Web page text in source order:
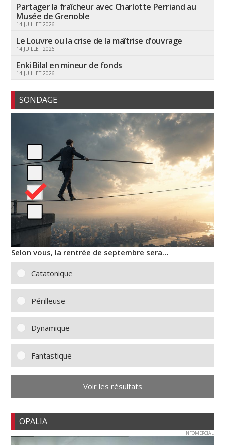
Partager la fraîcheur avec Charlotte Perriand au
Musée de Grenoble
14 JUILLET 2026
Le Louvre ou la crise de la maîtrise d’ouvrage
14 JUILLET 2026
Enki Bilal en mineur de fonds
14 JUILLET 2026
SONDAGE
Selon vous, la rentrée de septembre sera…
Catatonique
Périlleuse
Dynamique
Fantastique
Voir les résultats
OPALIA
INFOMERCIAL